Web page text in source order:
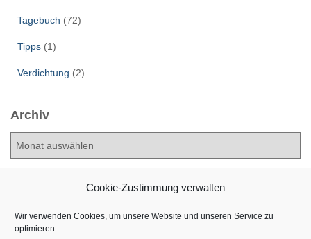
Cookie-Zustimmung verwalten
Wir verwenden Cookies, um unsere Website und unseren Service zu
optimieren.
Tagebuch (72)
Tipps (1)
Verdichtung (2)
Archiv
A
v